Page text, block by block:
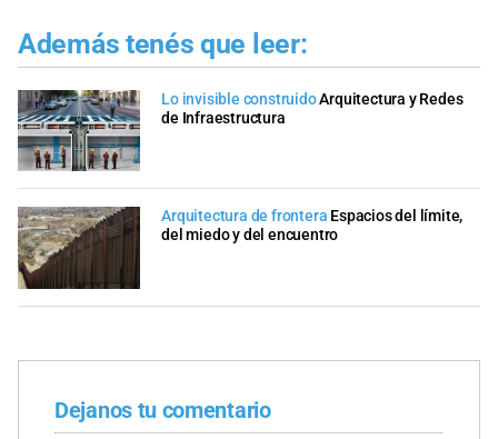
Además tenés que leer:
Lo invisible construidoArquitectura y Redes
de Infraestructura
Arquitectura de frontera Espacios del límite,
del miedo y del encuentro
Dejanos tu comentario